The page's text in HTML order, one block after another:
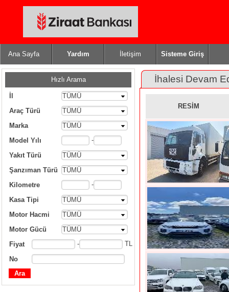
Ana Sayfa Yardım İletişim Sisteme Giriş
Hızlı Arama
TÜMÜ
Araç Türü
TÜMÜ
Marka
TÜMÜ
Model Yılı
-
Yakıt Türü
TÜMÜ
Şanzıman Türü
TÜMÜ
Kilometre
-
Kasa Tipi
TÜMÜ
Motor Hacmi
TÜMÜ
Motor Gücü
TÜMÜ
Fiyat
- TL
No
İhalesi Devam
RESİM